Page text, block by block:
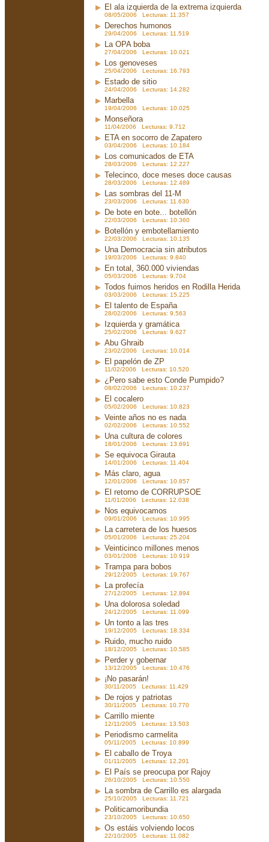
El ala izquierda de la extrema izquierda
08/05/2006 Lecturas: 11.357
Derechos humonos
29/04/2006 Lecturas: 11.519
La OPA boba
27/04/2006 Lecturas: 10.021
Los genoveses
25/04/2006 Lecturas: 16.793
Estado de sitio
24/04/2006 Lecturas: 14.282
Marbella
19/04/2006 Lecturas: 10.025
Monseñora
11/04/2006 Lecturas: 9.712
ETA en socorro de Zapatero
03/04/2006 Lecturas: 10.184
Los comunicados de ETA
28/03/2006 Lecturas: 12.227
Telecinco, doce meses doce causas
28/03/2006 Lecturas: 12.489
Las sombras del 11-M
23/03/2006 Lecturas: 11.630
De bote en bote... botellón
22/03/2006 Lecturas: 10.360
Botellón y embotellamiento
22/03/2006 Lecturas: 10.135
Una Democracia sin atributos
19/03/2006 Lecturas: 9.840
En total, 360.000 viviendas
05/03/2006 Lecturas: 9.704
Todos fuimos heridos en Rodilla Herida
03/03/2006 Lecturas: 15.225
El talento de España
28/02/2006 Lecturas: 9.563
Izquierda y gramática
25/02/2006 Lecturas: 9.627
Abu Ghraib
23/02/2006 Lecturas: 10.014
El papelón de ZP
11/02/2006 Lecturas: 10.520
¿Pero sabe esto Conde Pumpido?
08/02/2006 Lecturas: 10.237
El cocalero
05/02/2006 Lecturas: 10.823
Veinte años no es nada
02/02/2006 Lecturas: 10.552
Una cultura de colores
18/01/2006 Lecturas: 13.691
Se equivoca Girauta
14/01/2006 Lecturas: 11.404
Más claro, agua
12/01/2006 Lecturas: 10.857
El retorno de CORRUPSOE
11/01/2006 Lecturas: 12.038
Nos equivocamos
09/01/2006 Lecturas: 10.995
La carretera de los huesos
05/01/2006 Lecturas: 25.204
Veinticinco millones menos
03/01/2006 Lecturas: 10.919
Trampa para bobos
29/12/2005 Lecturas: 19.767
La profecía
27/12/2005 Lecturas: 12.894
Una dolorosa soledad
24/12/2005 Lecturas: 11.099
Un tonto a las tres
19/12/2005 Lecturas: 18.334
Ruido, mucho ruido
18/12/2005 Lecturas: 10.585
Perder y gobernar
13/12/2005 Lecturas: 10.476
¡No pasarán!
30/11/2005 Lecturas: 11.429
De rojos y patriotas
30/11/2005 Lecturas: 10.770
Carrillo miente
12/11/2005 Lecturas: 13.503
Periodismo carmelita
05/11/2005 Lecturas: 10.899
El caballo de Troya
01/11/2005 Lecturas: 12.201
El País se preocupa por Rajoy
26/10/2005 Lecturas: 10.550
La sombra de Carrillo es alargada
25/10/2005 Lecturas: 11.721
Politicamoribundia
23/10/2005 Lecturas: 10.650
Os estáis volviendo locos
22/10/2005 Lecturas: 11.082